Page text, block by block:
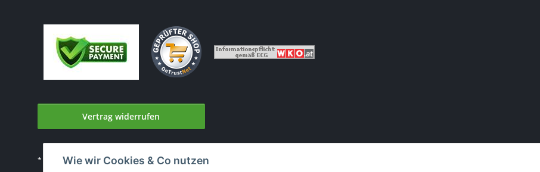
Wie wir Cookies & Co nutzen
Vertrag widerrufen
* Alle Preise inkl. gesetzlicher USt., zzgl. Versand